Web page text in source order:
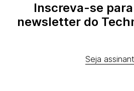
Inscreva-se
newsletter do
Seja